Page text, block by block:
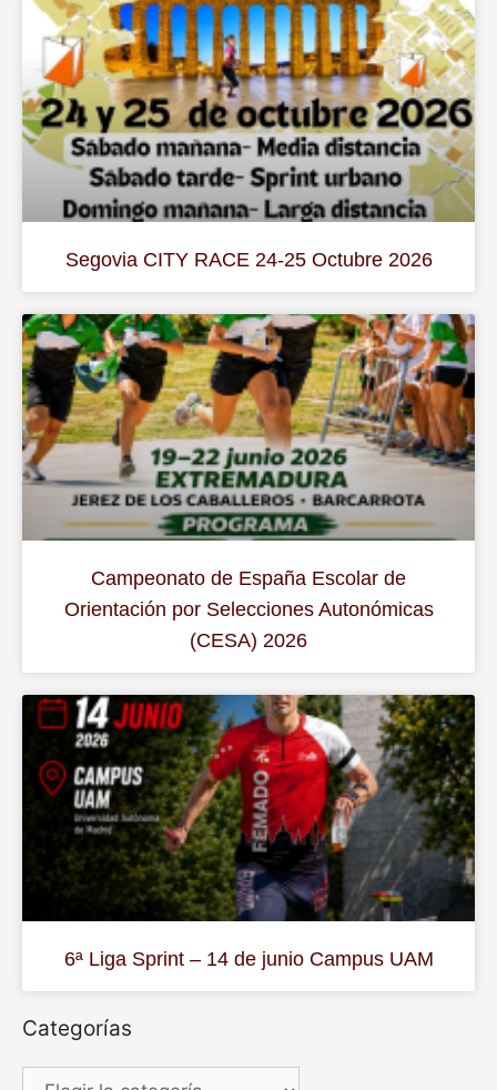
Segovia CITY RACE 24-25 Octubre 2026
Campeonato de España Escolar de
Orientación por Selecciones Autonómicas
(CESA) 2026
6ª Liga Sprint – 14 de junio Campus UAM
Categorías